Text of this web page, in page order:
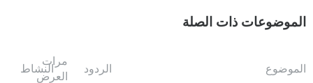
الموضوعات ذات الصلة
الموضوع الردود
مرات
العرض
النشاط